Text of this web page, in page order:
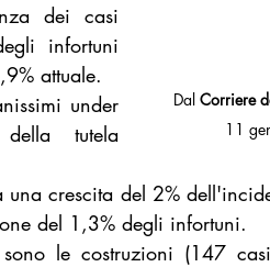
Dal Corriere
11
dei casi
infortuni
attuale.
under
della tutela
crescita del 2%
del 1,3% degli infortuni.
le costruzioni (147